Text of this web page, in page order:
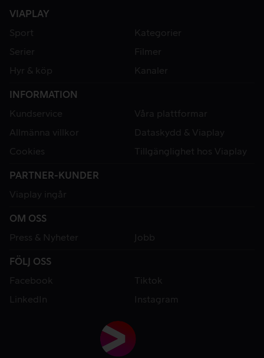
VIAPLAY
Sport
Kategorier
Serier
Filmer
Hyr & köp
Kanaler
INFORMATION
Kundservice
Våra plattformar
Allmänna villkor
Dataskydd & Viaplay
Cookies
Tillgänglighet hos Viaplay
PARTNER-KUNDER
Viaplay ingår
OM OSS
Press & Nyheter
Jobb
FÖLJ OSS
Facebook
Tiktok
LinkedIn
Instagram